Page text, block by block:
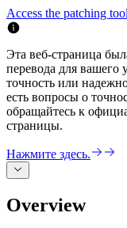
LiveOps
Анализ после
Развивайте
Привлечение
Будьте замечены и
Встроенные покупки
Управляйте IAP в
Монетизация
Рекламируйте с
Торговля
Преобразовать опыт
Автомобильная
Увеличьте
Посмотреть все
Истории успеха
Истории успеха из
Руководства по
Советы и хитрости
Демонстрационные
Демо-версии,
Что нового
Обновления,
Награды Unity
Празднование Unity-
Практические
Практические
Образование
Для студентов
Запустите свою
Для преподавателей
Улучшите свое
Лицензия Education
Принесите мощь Unity
Программы
Access the patching tool
Эта веб-страница
перевода для вашего
точность или
есть вопросы о
обращайтесь к
страницы.
Нажмите здесь.
Overview